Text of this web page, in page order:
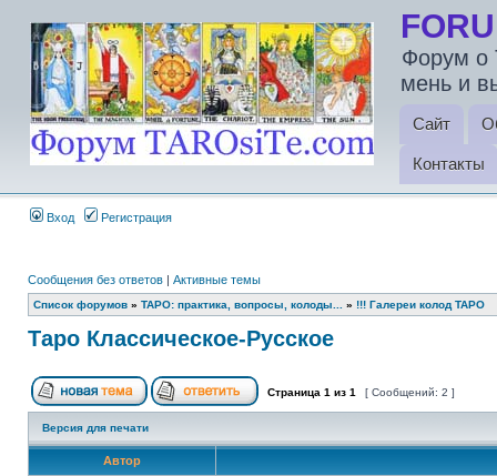
Форум о
мень и
Сайт
Контакты
Вход Регистрация
Сообщения без ответов | Активные темы
Список форумов » ТАРО: практика, вопросы, колоды... » !!! Галереи колод ТАРО
Таро Классическое-Русское
Страница 1 из 1 [ Сообщений: 2 ]
Версия для печати
Автор